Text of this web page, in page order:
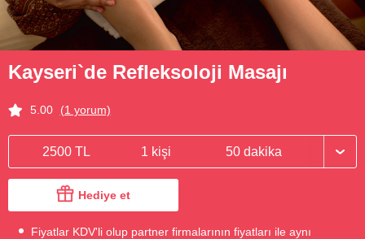
Kayseri`de Refleksoloji Masajı
5.00 (1 yorum)
2500 TL 1 kişi 50 dakika
Hediye et
Fiyatlar KDV'li olup partner firmalarının fiyatları ile aynı